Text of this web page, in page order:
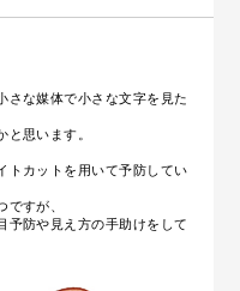
さな媒体で小さな文字を見た
思います。
トカットを用いて予防してい
ですが、
予防や見え方の手助けをして